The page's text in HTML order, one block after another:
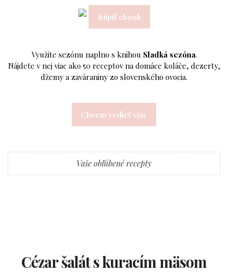
Kúpiť ebook
Využite sezónu naplno s knihou Sladká sezóna.
Nájdete v nej viac ako 50 receptov na domáce koláče, dezerty,
džemy a zaváraniny zo slovenského ovocia.
Chcem vedieť viac
Vaše obľúbené recepty
Cézar šalát s kuracím mäsom